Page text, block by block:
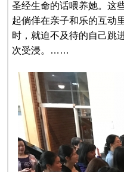
圣经生命的话喂养她。这
起倘佯在亲子和乐的互动
时，就迫不及待的自己跳
次受浸。……